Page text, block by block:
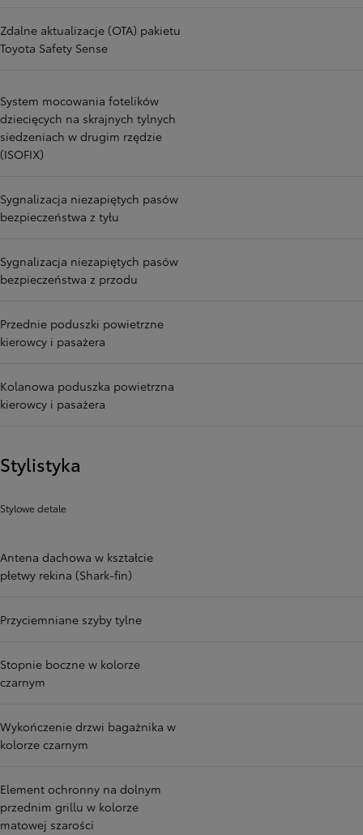
Zdalne aktualizacje (OTA) pakietu
Toyota Safety Sense
System mocowania fotelików
dziecięcych na skrajnych tylnych
siedzeniach w drugim rzędzie
(ISOFIX)
Sygnalizacja niezapiętych pasów
bezpieczeństwa z tyłu
Sygnalizacja niezapiętych pasów
bezpieczeństwa z przodu
Przednie poduszki powietrzne
kierowcy i pasażera
Kolanowa poduszka powietrzna
kierowcy i pasażera
Stylistyka
Stylowe detale
Antena dachowa w kształcie
płetwy rekina (Shark-fin)
Przyciemniane szyby tylne
Stopnie boczne w kolorze
czarnym
Wykończenie drzwi bagażnika w
kolorze czarnym
Element ochronny na dolnym
przednim grillu w kolorze
matowej szarości